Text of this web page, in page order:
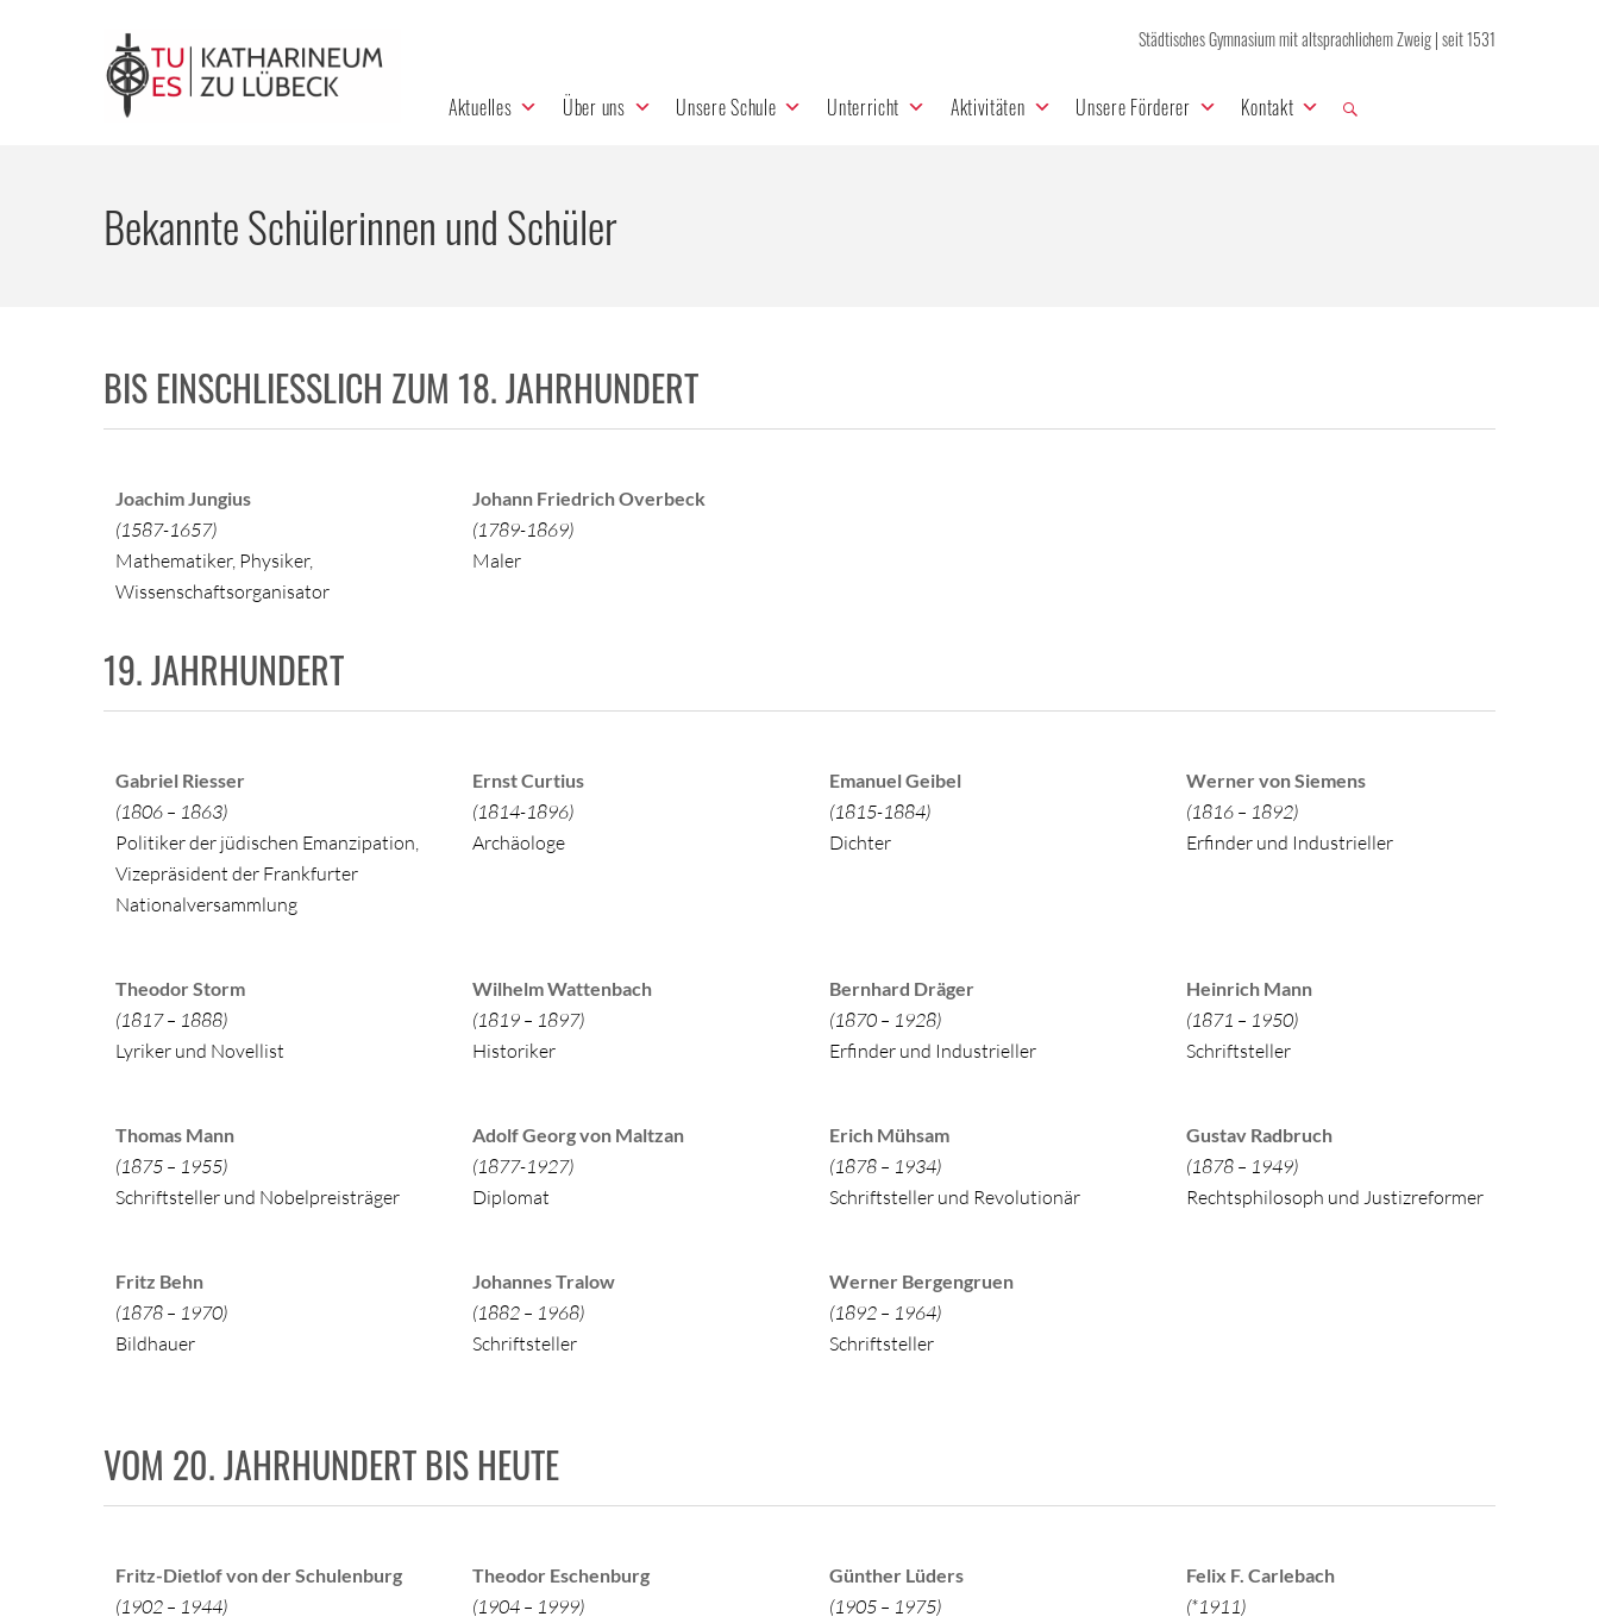
Städtisches Gymnasium mit altsprachlichem Zweig | seit 1531
Aktuelles Über uns Unsere Schule Unterricht Aktivitäten Unsere Förderer Kontakt
Bekannte Schülerinnen und Schüler
BIS EINSCHLIESSLICH ZUM 18. JAHRHUNDERT
Joachim Jungius
(1587-1657)
Mathematiker, Physiker,
Wissenschaftsorganisator
Johann Friedrich Overbeck
(1789-1869)
Maler
19. JAHRHUNDERT
Gabriel Riesser
(1806 – 1863)
Politiker der jüdischen Emanzipation,
Vizepräsident der Frankfurter
Nationalversammlung
Ernst Curtius
(1814-1896)
Archäologe
Emanuel Geibel
(1815-1884)
Dichter
Werner von Siemens
(1816 – 1892)
Erfinder und Industrieller
Theodor Storm
(1817 – 1888)
Lyriker und Novellist
Wilhelm Wattenbach
(1819 – 1897)
Historiker
Bernhard Dräger
(1870 – 1928)
Erfinder und Industrieller
Heinrich Mann
(1871 – 1950)
Schriftsteller
Thomas Mann
(1875 – 1955)
Schriftsteller und Nobelpreisträger
Adolf Georg von Maltzan
(1877-1927)
Diplomat
Erich Mühsam
(1878 – 1934)
Schriftsteller und Revolutionär
Gustav Radbruch
(1878 – 1949)
Rechtsphilosoph und Justizreformer
Fritz Behn
(1878 – 1970)
Bildhauer
Johannes Tralow
(1882 – 1968)
Schriftsteller
Werner Bergengruen
(1892 – 1964)
Schriftsteller
VOM 20. JAHRHUNDERT BIS HEUTE
Fritz-Dietlof von der Schulenburg
(1902 – 1944)
Theodor Eschenburg
(1904 – 1999)
Günther Lüders
(1905 – 1975)
Felix F. Carlebach
(*1911)